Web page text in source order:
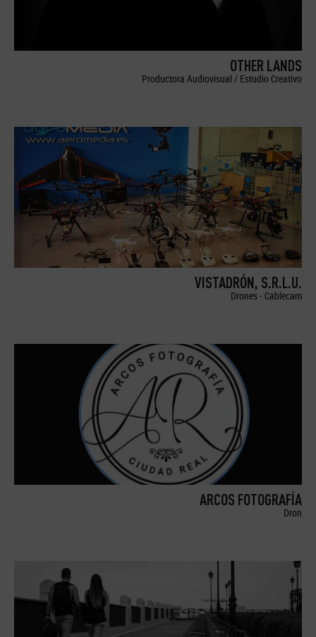
OTHER LANDS
Productora Audiovisual / Estudio Creativo
VISTADRÓN, S.R.L.U.
Drones - Cablecam
ARCOS FOTOGRAFÍA
Dron